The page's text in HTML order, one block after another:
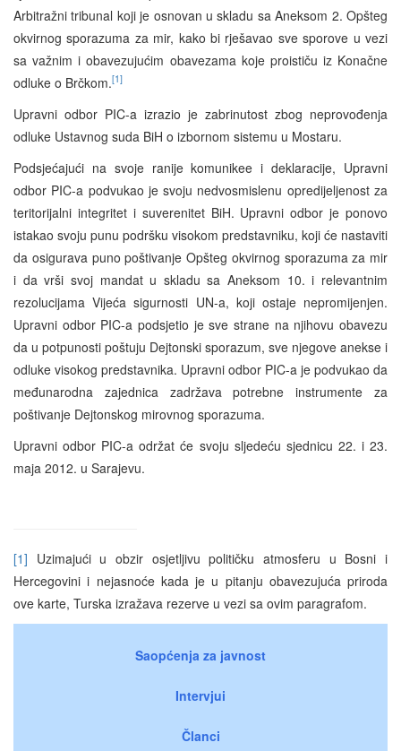
Arbitražni tribunal koji je osnovan u skladu sa Aneksom 2. Opšteg
okvirnog sporazuma za mir, kako bi rješavao sve sporove u vezi
sa važnim i obavezujućim obavezama koje proističu iz Konačne
odluke o Brčkom.[1]
Upravni odbor PIC-a izrazio je zabrinutost zbog neprovođenja
odluke Ustavnog suda BiH o izbornom sistemu u Mostaru.
Podsjećajući na svoje ranije komunikee i deklaracije, Upravni
odbor PIC-a podvukao je svoju nedvosmislenu opredijeljenost za
teritorijalni integritet i suverenitet BiH. Upravni odbor je ponovo
istakao svoju punu podršku visokom predstavniku, koji će nastaviti
da osigurava puno poštivanje Opšteg okvirnog sporazuma za mir
i da vrši svoj mandat u skladu sa Aneksom 10. i relevantnim
rezolucijama Vijeća sigurnosti UN-a, koji ostaje nepromijenjen.
Upravni odbor PIC-a podsjetio je sve strane na njihovu obavezu
da u potpunosti poštuju Dejtonski sporazum, sve njegove anekse i
odluke visokog predstavnika. Upravni odbor PIC-a je podvukao da
međunarodna zajednica zadržava potrebne instrumente za
poštivanje Dejtonskog mirovnog sporazuma.
Upravni odbor PIC-a održat će svoju sljedeću sjednicu 22. i 23.
maja 2012. u Sarajevu.
[1] Uzimajući u obzir osjetljivu političku atmosferu u Bosni i
Hercegovini i nejasnoće kada je u pitanju obavezujuća priroda
ove karte, Turska izražava rezerve u vezi sa ovim paragrafom.
Saopćenja za javnost
Intervjui
Članci